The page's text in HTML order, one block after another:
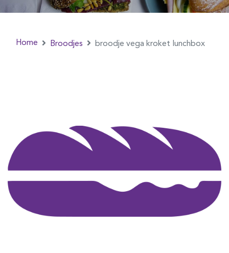
Home Broodjes broodje vega kroket lunchbox